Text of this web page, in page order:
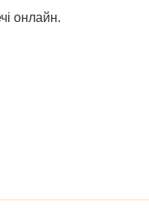
онлайн.